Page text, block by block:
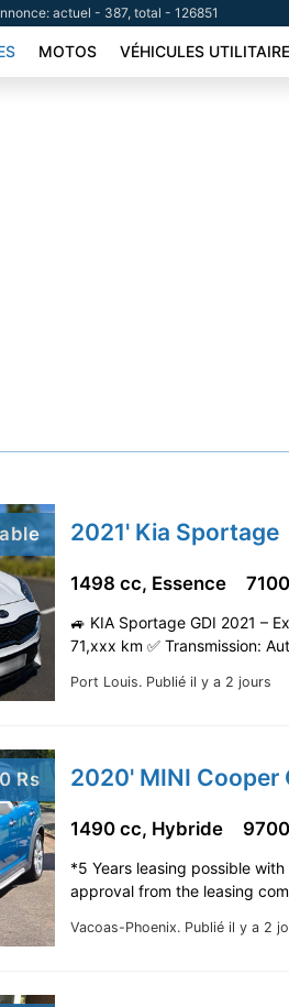
actuel - 387, total - 126851
MOTOS VÉHICULES
2021' Kia Sportage
Port Louis. Publié il y a 2 jours
1498 cc, Essence
🚙 KIA Sportage GDI 2021 –
71,xxx km ✅ Transmission:
Rs 2020' MINI Cooper
Vacoas-Phoenix. Publié il y a 2
1490 cc, Hybride
*5 Years leasing possible
approval from the leasing